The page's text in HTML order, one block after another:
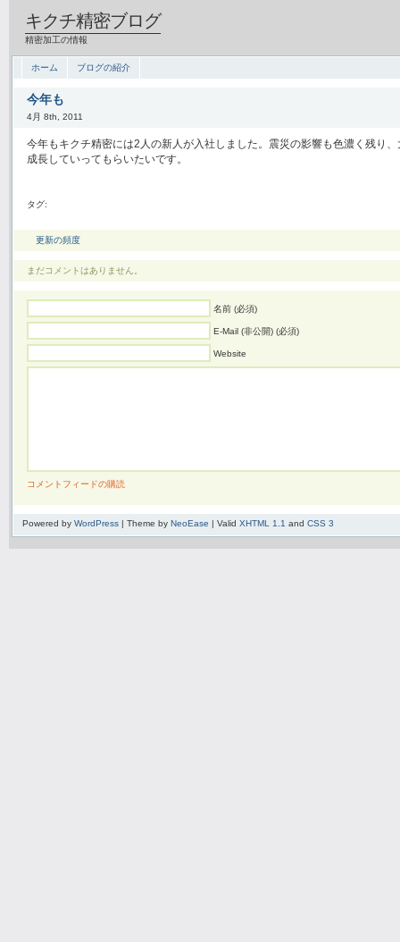
キクチ精密ブログ
精密加工の情報
ホーム ブログの紹介
今年も
4月 8th, 2011
今年もキクチ精密には2人の新人が入社しました。震災の影響も色濃く残り
成長していってもらいたいです。
タグ:
更新の頻度
まだコメントはありません。
名前 (必須)
E-Mail (非公開) (必須)
Website
コメントフィードの購読
Powered by WordPress | Theme by NeoEase | Valid XHTML 1.1 and CSS 3